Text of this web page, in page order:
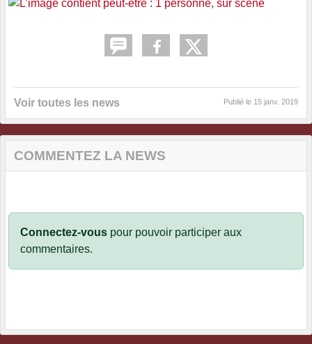
Voir toutes les news Publié le 15 janv. 2019
COMMENTEZ LA NEWS
Connectez-vous pour pouvoir participer aux
commentaires.